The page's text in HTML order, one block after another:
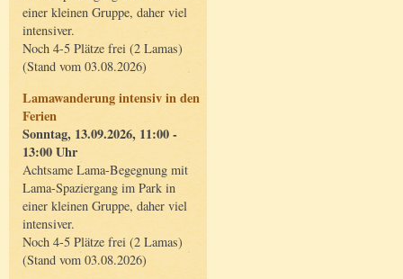
einer kleinen Gruppe, daher viel
intensiver.
Noch 4-5 Plätze frei (2 Lamas)
(Stand vom 03.08.2026)
Lamawanderung intensiv in den
Ferien
Sonntag, 13.09.2026, 11:00 -
13:00 Uhr
Achtsame Lama-Begegnung mit
Lama-Spaziergang im Park in
einer kleinen Gruppe, daher viel
intensiver.
Noch 4-5 Plätze frei (2 Lamas)
(Stand vom 03.08.2026)